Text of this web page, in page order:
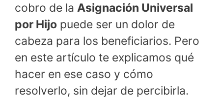
cobro de la Asignación Universal
por Hijo puede ser un dolor de
cabeza para los beneficiarios. Pero
en este artículo te explicamos qué
hacer en ese caso y cómo
resolverlo, sin dejar de percibirla.